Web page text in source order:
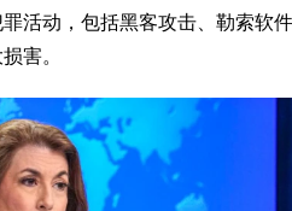
活动，包括黑客攻击、勒索软
害。